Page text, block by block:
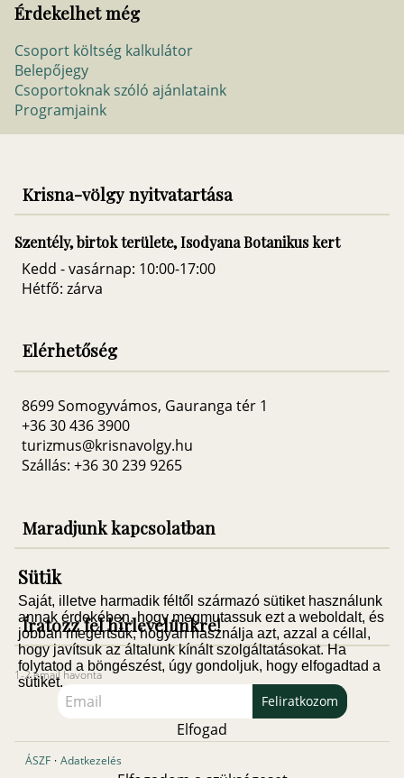
Érdekelhet még
Csoport költség kalkulátor
Belepőjegy
Csoportoknak szóló ajánlataink
Programjaink
Sütik
Saját, illetve harmadik féltől származó sütiket használunk
annak érdekében, hogy megmutassuk ezt a weboldalt, és
jobban megértsük, hogyan használja azt, azzal a céllal,
hogy javítsuk az általunk kínált szolgáltatásokat. Ha
folytatod a böngészést, úgy gondoljuk, hogy elfogadtad a
sütiket.
Elfogad
Krisna-völgy nyitvatartása
Szentély, birtok területe, Isodyana Botanikus kert
Kedd - vasárnap: 10:00-17:00
Hétfő: zárva
Elérhetőség
8699 Somogyvámos, Gauranga tér 1
+36 30 436 3900
turizmus@krisnavolgy.hu
Szállás: +36 30 239 9265
Maradjunk kapcsolatban
Íratozz fel hírlevelünkre!
1-2 email havonta
Feliratkozom
ÁSZF · Adatkezelés